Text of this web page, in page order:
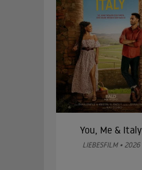
You, Me & Italy
LIEBESFILM • 2026